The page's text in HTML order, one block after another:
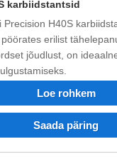
karbiidstantsid
Precision H40S
erilist
jõudlust, on
Loe rohkem
Saada päring